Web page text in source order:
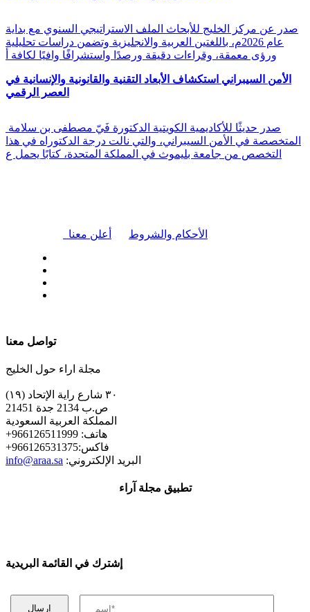
صدر عن مركز الخليج للأبحاث الملف الاستراتيجي السنوي مع بداية
عام 2026م، باللغتين العربية والانجليزية وتضمن دراسات تحليلية
ورؤى معمقة، وقراءات دقيقة ورصدًا واستشرافًا وافيًا لكافة أ
الأمن السيبراني استكشاف الأبعاد التقنية والقانونية والإنسانية في
العصر الرقمي
المتخصصة في الأمن السيبراني، والتي نالت درجة الدكتوراه في هذا
التخصص من جامعة بليموث في المملكة المتحدة، كتابًا يحمل ع
أعلن معنا الأحكام والشروط
تواصل معنا
مجلة اراء حول الخليج
٣٠ شارع راية الإتحاد (١٩)
ص.ب 2134 جدة 21451
المملكة العربية السعودية
+هاتف: 966126511999
+فاكس:966126531375
info@araa.sa :البريد الإلكتروني
تطبيق مجلة آراء
إشترك في القائمة البريدية